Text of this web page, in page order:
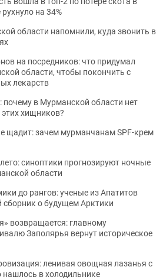
на 34%
области напомнили, куда звонить в
на посредников: что придумал
области, чтобы покончить с
лекарств
почему в Мурманской области нет
хищников?
щадит: зачем мурманчанам SPF-крем
синоптики прогнозируют ночные
области
до рангов: ученые из Апатитов
сборник о будущем Арктики
возвращается: главному
Заполярья вернут историческое
ленивая овощная лазанья с
нашлось в холодильнике